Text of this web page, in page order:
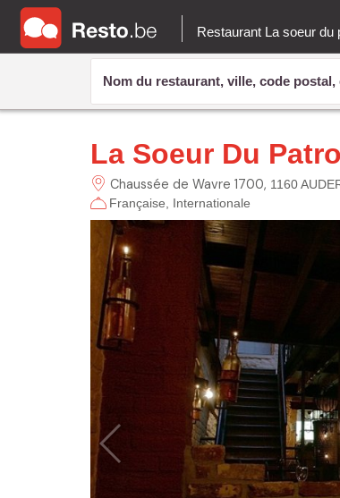
Restaurant La soeur du
La Soeur Du
Chaussée de Wavre 1700 1160
Française
Internationale